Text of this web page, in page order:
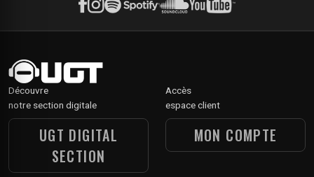
Découvre
notre section digitale
UGT DIGITAL
SECTION
Accès
espace client
MON COMPTE